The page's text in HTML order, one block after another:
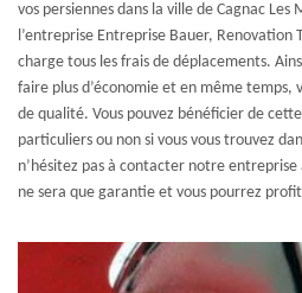
vos persiennes dans la ville de Cagnac Les
l’entreprise Entreprise Bauer, Renovation
charge tous les frais de déplacements.
faire plus d’économie et en même temps,
de qualité. Vous pouvez bénéficier de
particuliers ou non si vous vous trouvez
n’hésitez pas à contacter notre
ne sera que garantie et vous pourrez